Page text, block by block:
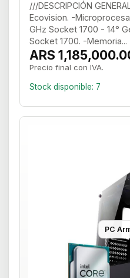
///DESCRIPCIÓN
Ecovision. -
GHz Socket 1700 - 14°
Socket 1700. -Memoria...
ARS
Precio final con IVA.
Stock disponible: 7
PC